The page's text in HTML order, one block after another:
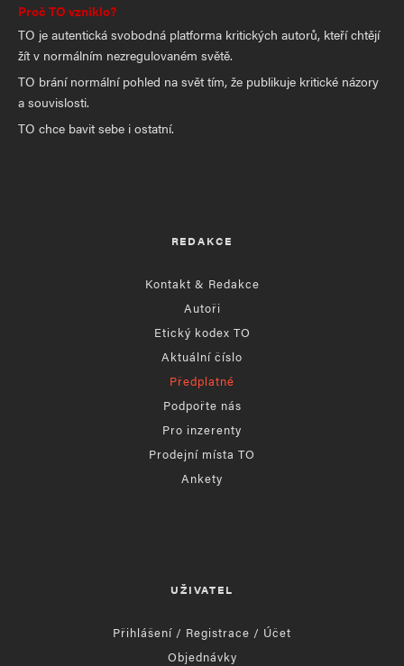
Proč TO vzniklo?
TO je autentická svobodná platforma kritických autorů, kteří chtějí
žít v normálním nezregulovaném světě.
TO brání normální pohled na svět tím, že publikuje kritické názory
a souvislosti.
TO chce bavit sebe i ostatní.
REDAKCE
Kontakt & Redakce
Autoři
Etický kodex TO
Aktuální číslo
Předplatné
Podpořte nás
Pro inzerenty
Prodejní místa TO
Ankety
UŽIVATEL
Přihlášení / Registrace / Účet
Objednávky